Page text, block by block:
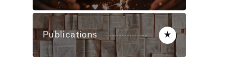
Publications ★